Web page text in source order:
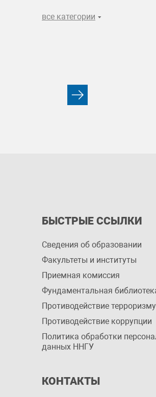
все категории
БЫСТРЫЕ ССЫЛКИ
Сведения об образовании
Факультеты и институты
Приемная комиссия
Фундаментальная
Противодействие терроризму
Противодействие коррупции
Политика обработки
данных ННГУ
КОНТАКТЫ